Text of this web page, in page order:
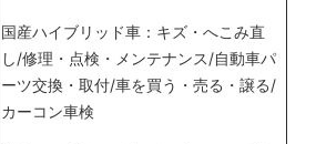
国産ハイブリッド車：キズ・へこみ直
し/修理・点検・メンテナンス/自動車パ
ーツ交換・取付/車を買う・売る・譲る/
カーコン車検